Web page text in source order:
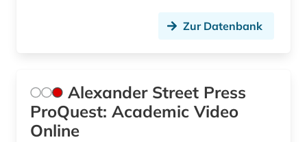
etudes africaines (2)
Zur Datenbank
Alexander Street Press
ProQuest: Academic Video
Online